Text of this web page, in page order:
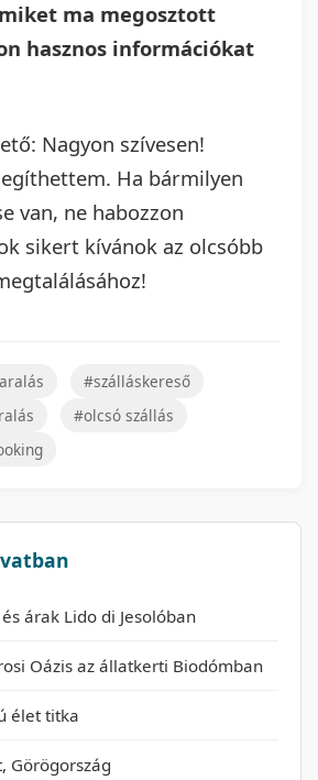
ma megosztott
hasznos információkat
Nagyon szívesen!
Ha bármilyen
van, ne habozzon
sikert kívánok az olcsóbb
#szálláskereső
#olcsó szállás
árak Lido di Jesolóban
Oázis az állatkerti Biodómban
élet titka
Görögország